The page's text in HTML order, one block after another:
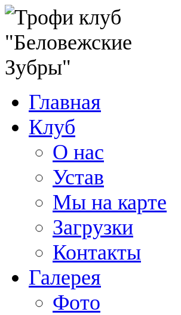
Главная
Клуб
О нас
Устав
Мы на карте
Загрузки
Контакты
Галерея
Фото